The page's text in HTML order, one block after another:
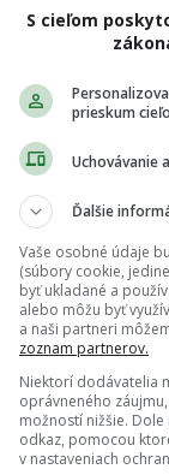
odísť z
ľudí zostáva vo
.
ti nič
vedieť o
sa na odber e-
si nezabudni
*
S cieľom
prieskum
Uchovávanie
Ďalšie
Vaše osobné údaje
(súbory cookie,
byť ukladané a
alebo môžu byť
a naši partneri
zoznam partnerov.
Niektorí dodávatelia
oprávneného
možností nižšie.
odkaz, pomocou
v nastaveniach